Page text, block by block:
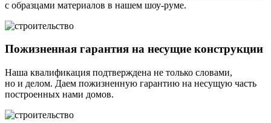
с образцами материалов в нашем шоу-руме.
Пожизненная гарантия на несущие конструкции
Наша квалификация подтверждена не только словами,
но и делом. Даем пожизненную гарантию на несущую часть
построенных нами домов.